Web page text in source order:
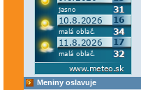
Meniny oslavuje